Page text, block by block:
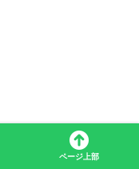
ページ上部